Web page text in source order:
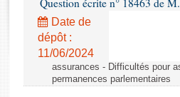
Rapports d'enquête
Rapports législatifs
Rapports sur l'application des lois
Baromètre de l’application des lois
Question écrite n° 18463 de
Date de
dépôt :
11/06/2024
assurances - Difficultés pour
permanences parlementaires